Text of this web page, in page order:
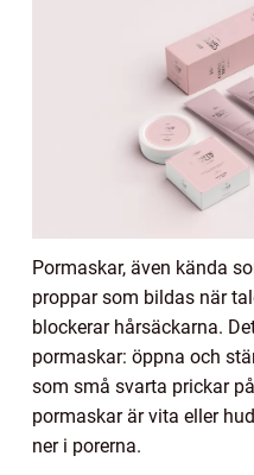
Pormaskar, även kända
proppar som bildas när
blockerar hårsäckarna.
pormaskar: öppna och
som små svarta prickar
pormaskar är vita eller
ner i porerna.